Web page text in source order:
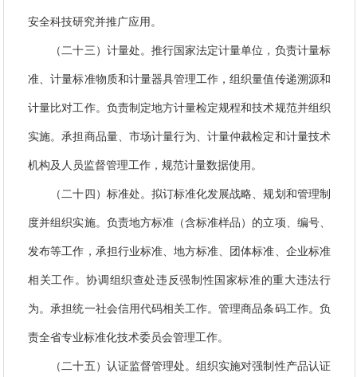
安全科技研究并推广应用。
（二十三）计量处。推行国家法定计量单位，负责计量标
准、计量标准物质和计量器具管理工作，组织量值传递溯源和
计量比对工作。负责制定地方计量检定规程和技术规范并组织
实施。承担商品量、市场计量行为、计量仲裁检定和计量技术
机构及人员监督管理工作，规范计量数据使用。
（二十四）标准处。拟订标准化发展战略、规划和管理制
度并组织实施。负责地方标准（含标准样品）的立项、编号、
发布等工作，承担行业标准、地方标准、团体标准、企业标准
相关工作。协调组织查处违反强制性国家标准的重大违法行
为。承担统一社会信用代码相关工作。管理商品条码工作。负
责全省专业标准化技术委员会管理工作。
（二十五）认证监督管理处。组织实施对强制性产品认证